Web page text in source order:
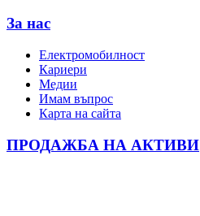
За нас
Електромобилност
Кариери
Медии
Имам въпрос
Карта на сайта
ПРОДАЖБА НА АКТИВИ